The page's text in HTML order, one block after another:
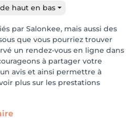
haut en bas
par Salonkee, mais aussi des
que vous pourriez trouver
un rendez-vous en ligne dans
à partager votre
avis et ainsi permettre à
plus sur les prestations